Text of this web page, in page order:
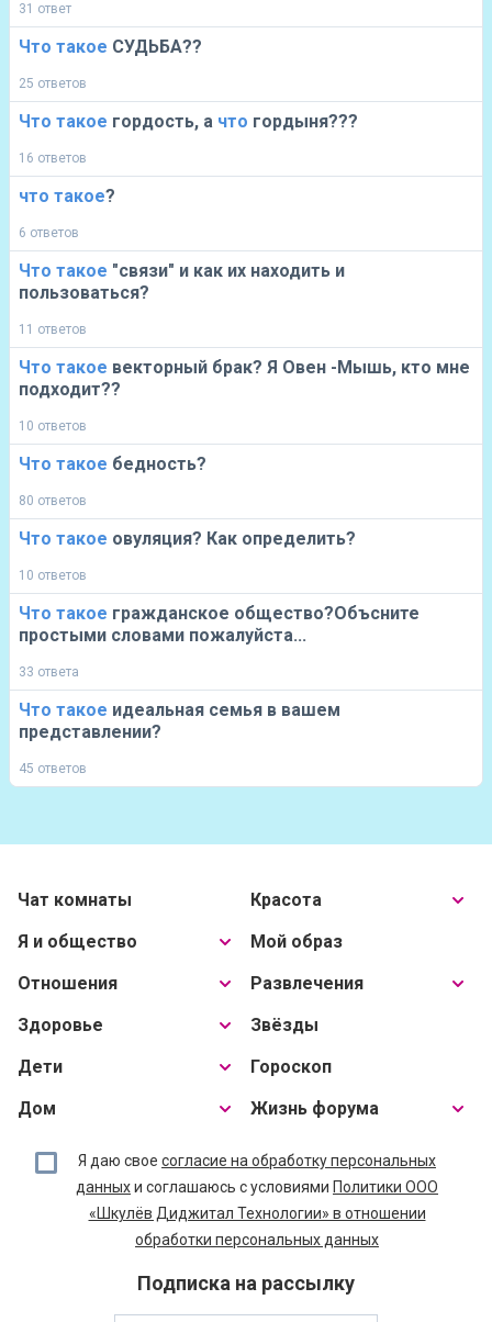
31 ответ
Что такое СУДЬБА??
25 ответов
Что такое гордость, а что гордыня???
16 ответов
что такое?
6 ответов
Что такое "связи" и как их находить и
пользоваться?
11 ответов
Что такое векторный брак? Я Овен -Мышь, кто мне
подходит??
10 ответов
Что такое бедность?
80 ответов
Что такое овуляция? Как определить?
10 ответов
Что такое гражданское общество?Объсните
простыми словами пожалуйста...
33 ответа
Что такое идеальная семья в вашем
представлении?
45 ответов
Чат комнаты
Я и общество
Отношения
Здоровье
Дети
Дом
Красота
Мой образ
Развлечения
Звёзды
Гороскоп
Жизнь форума
Я даю свое согласие на обработку персональных
данныхи соглашаюсь с условиями Политики ООО
«Шкулёв Диджитал Технологии» в отношении
обработки персональных данных
Подписка на рассылку